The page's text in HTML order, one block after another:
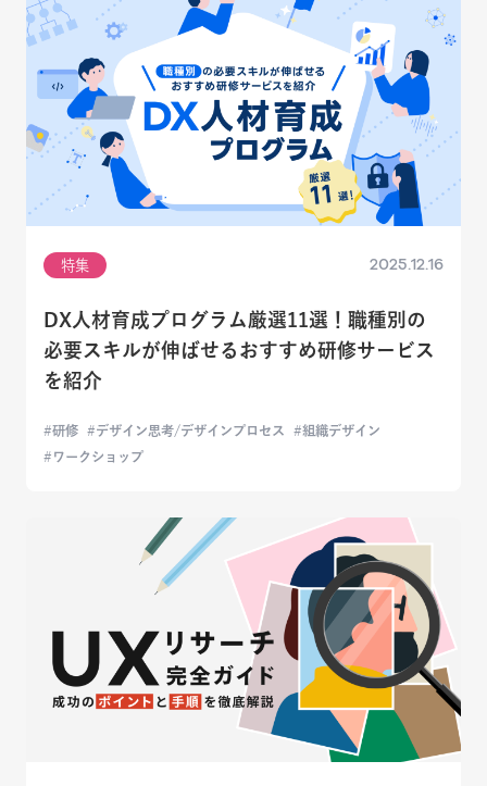
特集 2025.12.16
DX人材育成プログラム厳選11選！職種別の
必要スキルが伸ばせるおすすめ研修サービス
を紹介
研修 デザイン思考/デザインプロセス
組織デザイン
ワークショップ